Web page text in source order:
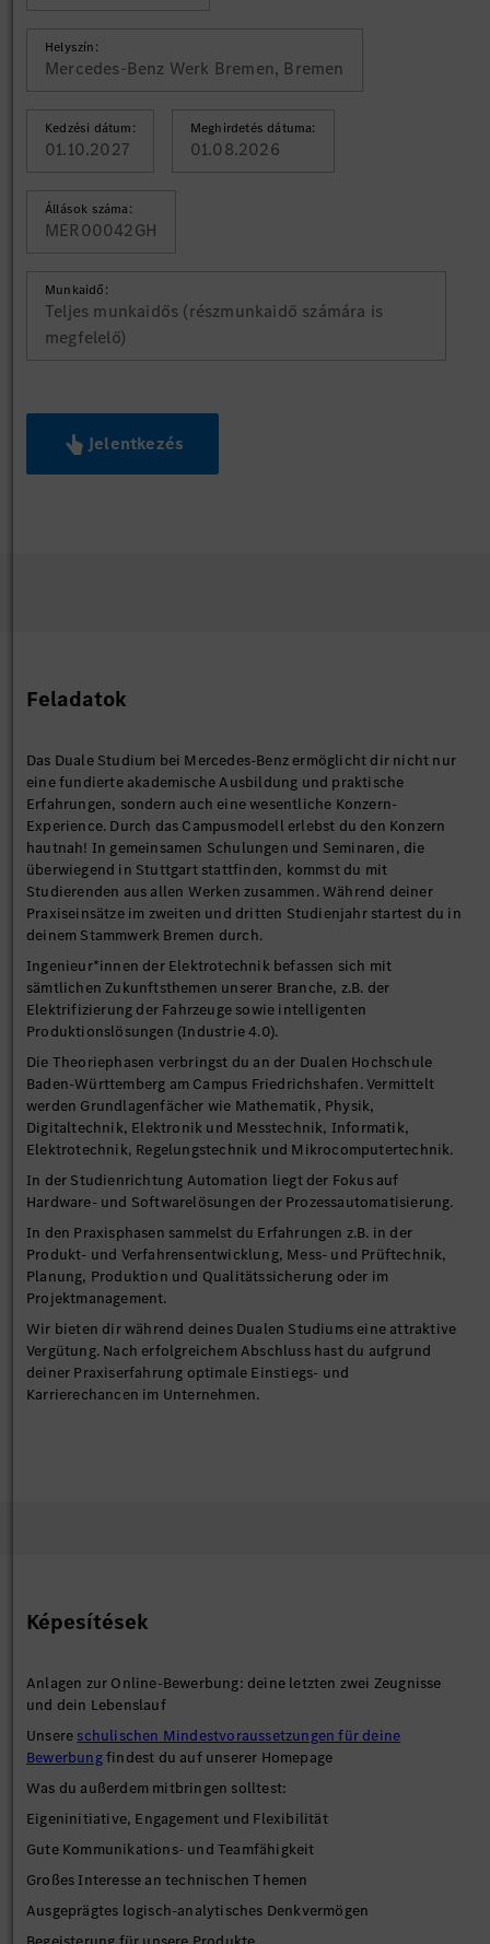
Helyszín:
Mercedes-Benz Werk Bremen, Bremen
Kedzési dátum:
01.10.2027
Meghirdetés dátuma:
01.08.2026
Állások száma:
MER00042GH
Munkaidő:
Teljes munkaidős (részmunkaidő számára is
megfelelő)
Jelentkezés
Feladatok
Das Duale Studium bei Mercedes-Benz ermöglicht dir nicht nur
eine fundierte akademische Ausbildung und praktische
Erfahrungen, sondern auch eine wesentliche Konzern-
Experience. Durch das Campusmodell erlebst du den Konzern
hautnah! In gemeinsamen Schulungen und Seminaren, die
überwiegend in Stuttgart stattfinden, kommst du mit
Studierenden aus allen Werken zusammen. Während deiner
Praxiseinsätze im zweiten und dritten Studienjahr startest du in
deinem Stammwerk Bremen durch.
Ingenieur*innen der Elektrotechnik befassen sich mit
sämtlichen Zukunftsthemen unserer Branche, z.B. der
Elektrifizierung der Fahrzeuge sowie intelligenten
Produktionslösungen (Industrie 4.0).
Die Theoriephasen verbringst du an der Dualen Hochschule
Baden-Württemberg am Campus Friedrichshafen. Vermittelt
werden Grundlagenfächer wie Mathematik, Physik,
Digitaltechnik, Elektronik und Messtechnik, Informatik,
Elektrotechnik, Regelungstechnik und Mikrocomputertechnik.
In der Studienrichtung Automation liegt der Fokus auf
Hardware- und Softwarelösungen der Prozessautomatisierung.
In den Praxisphasen sammelst du Erfahrungen z.B. in der
Produkt- und Verfahrensentwicklung, Mess- und Prüftechnik,
Planung, Produktion und Qualitätssicherung oder im
Projektmanagement.
Wir bieten dir während deines Dualen Studiums eine attraktive
Vergütung. Nach erfolgreichem Abschluss hast du aufgrund
deiner Praxiserfahrung optimale Einstiegs- und
Karrierechancen im Unternehmen.
Képesítések
Anlagen zur Online-Bewerbung: deine letzten zwei Zeugnisse
und dein Lebenslauf
Unsere schulischen Mindestvoraussetzungen für deine
Bewerbungfindest du auf unserer Homepage
Was du außerdem mitbringen solltest:
Eigeninitiative, Engagement und Flexibilität
Gute Kommunikations- und Teamfähigkeit
Großes Interesse an technischen Themen
Ausgeprägtes logisch-analytisches Denkvermögen